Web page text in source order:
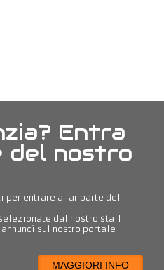
Entra
del nostro
entrare a far parte del
dal nostro staff
sul nostro portale
MAGGIORI INFO